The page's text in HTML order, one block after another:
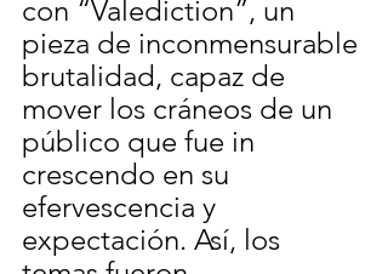
con “Valediction”, un
pieza de inconmensurable
brutalidad, capaz de
mover los cráneos de un
público que fue in
crescendo en su
efervescencia y
expectación. Así, los